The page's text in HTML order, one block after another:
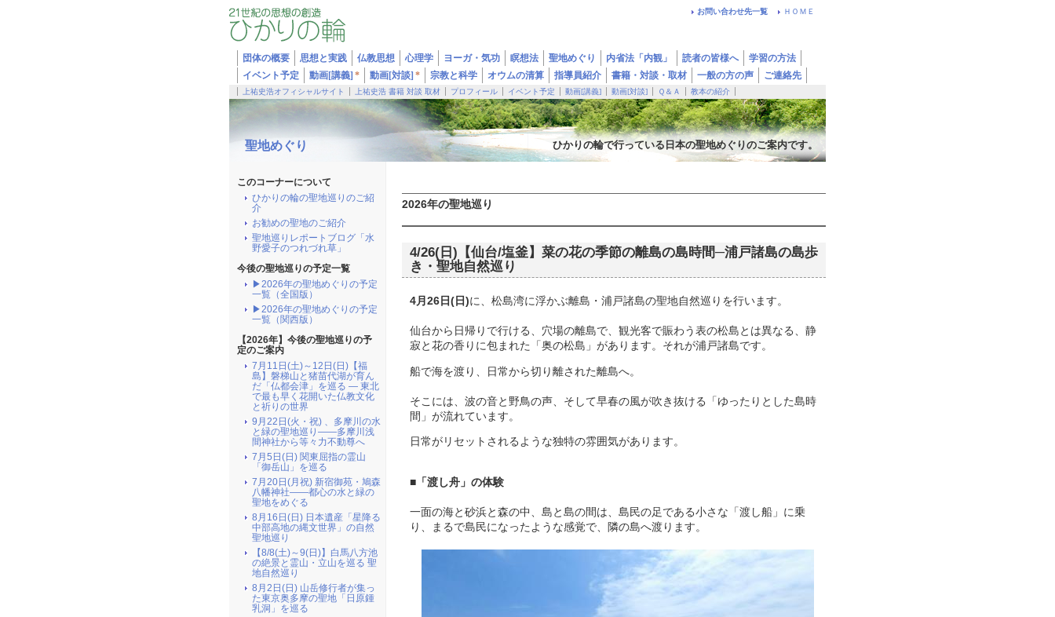
ＨＯＭＥ
お問い合わせ先一覧
団体の概要 思想と実践 仏教思想 心理学 ヨーガ・気功 瞑想法 聖地めぐり 内省法「内観」 読者の皆様へ
学習の方法
イベント予定
動画[講義] * 動画[対談] * 宗教と科学 オウムの清算 指導員紹介 書籍・対談・取材 一般の方の声 ご連絡先
上祐史浩オフィシャルサイト 上祐史浩 書籍 対談 取材 プロフィール イベント予定 動画[講義] 動画[対談] Ｑ＆Ａ 教本の紹介
聖地めぐり ひかりの輪で行っている日本の聖地めぐりのご案内です。
2026年の聖地巡り
4/26(日)【仙台/塩釜】菜の花の季節の離島の島時間─浦戸諸島の島歩
き・聖地自然巡り
4月26日(日)に、松島湾に浮かぶ離島・浦戸諸島の聖地自然巡りを行います。
仙台から日帰りで行ける、穴場の離島で、観光客で賑わう表の松島とは異なる、静
寂と花の香りに包まれた「奥の松島」があります。それが浦戸諸島です。
船で海を渡り、日常から切り離された離島へ。
そこには、波の音と野鳥の声、そして早春の風が吹き抜ける「ゆったりとした島時
間」が流れています。
日常がリセットされるような独特の雰囲気があります。
■「渡し舟」の体験
一面の海と砂浜と森の中、島と島の間は、島民の足である小さな「渡し船」に乗
り、まるで島民になったような感覚で、隣の島へ渡ります。
このコーナーについて
ひかりの輪の聖地巡りのご紹
介
お勧めの聖地のご紹介
聖地巡りレポートブログ「水
野愛子のつれづれ草」
今後の聖地巡りの予定一覧
▶2026年の聖地めぐりの予定
一覧（全国版）
▶2026年の聖地めぐりの予定
一覧（関西版）
【2026年】今後の聖地巡りの予
定のご案内
7月11日(土)～12日(日)【福
島】磐梯山と猪苗代湖が育ん
だ「仏都会津」を巡る ― 東北
で最も早く花開いた仏教文化
と祈りの世界
9月22日(火・祝) 、多摩川の水
と緑の聖地巡り――多摩川浅
間神社から等々力不動尊へ
7月5日(日) 関東屈指の霊山
「御岳山」を巡る
7月20日(月祝) 新宿御苑・鳩森
八幡神社――都心の水と緑の
聖地をめぐる
8月16日(日) 日本遺産「星降る
中部高地の縄文世界」の自然
聖地巡り
【8/8(土)～9(日)】白馬八方池
の絶景と霊山・立山を巡る 聖
地自然巡り
8月2日(日) 山岳修行者が集っ
た東京奥多摩の聖地「日原鍾
乳洞」を巡る